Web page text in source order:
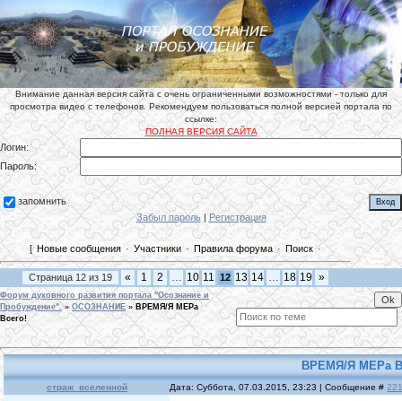
Внимание данная версия сайта с очень ограниченными возможностями - только для
просмотра видео с телефонов. Рекомендуем пользоваться полной версией портала по
ссылке:
ПОЛНАЯ ВЕРСИЯ САЙТА
Логин:
Пароль:
запомнить
Забыл пароль| Регистрация
[ Новые сообщения · Участники · Правила форума · Поиск·
Страница 12 из 19 « 1 2 … 10 11 12 13 14 … 18 19 »
Форум духовного развития портала "Осознание и
Пробуждение". » ОСОЗНАНИЕ » ВРЕМЯ/Я МЕРа
Всего!
ВРЕМЯ/Я МЕРа
страж_вселенной Дата: Суббота, 07.03.2015, 23:23 | Сообщение #